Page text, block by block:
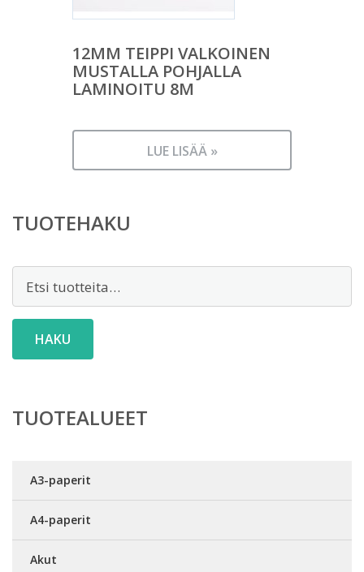
12MM TEIPPI VALKOINEN
MUSTALLA POHJALLA
LAMINOITU 8M
LUE LISÄÄ »
TUOTEHAKU
HAKU
TUOTEALUEET
A3-paperit
A4-paperit
Akut